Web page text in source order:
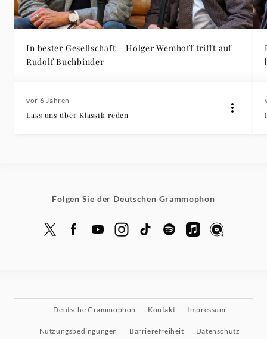
In bester Gesellschaft – Holger Wemhoff trifft auf
Rudolf Buchbinder
vor 6 Jahren
Lass uns über Klassik reden
Folgen Sie der Deutschen Grammophon
Deutsche Grammophon Kontakt Impressum
Nutzungsbedingungen Barrierefreiheit Datenschutz